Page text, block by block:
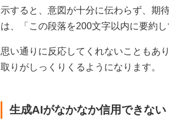
示すると、意図が十分に伝わらず、期
は、「この段落を200文字以内に要約
思い通りに反応してくれないこともあ
取りがしっくりくるようになります。
生成AIがなかなか信用できない